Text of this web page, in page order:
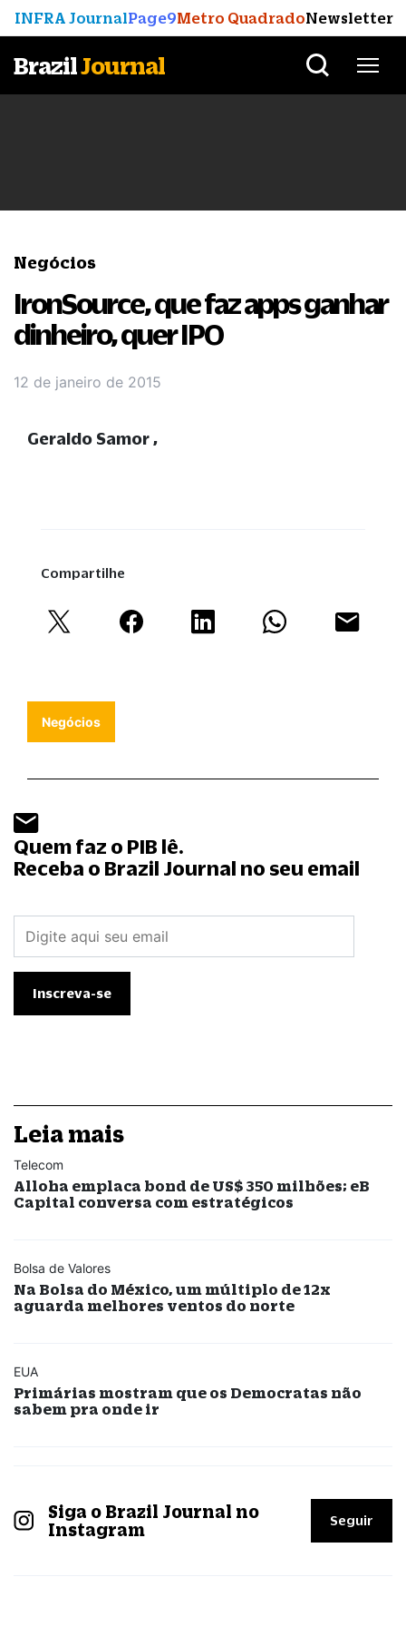
INFRA JournalPage9Metro QuadradoNewsletter
BrazilJournal
Negócios
IronSource, que faz apps ganhar
dinheiro, quer IPO
12 de janeiro de 2015
Geraldo Samor
Compartilhe
Negócios
Quem faz o PIB lê.
Receba o Brazil Journal no seu email
Leia mais
Telecom
Alloha emplaca bond de US$ 350 milhões; eB
Capital conversa com estratégicos
Bolsa de Valores
Na Bolsa do México, um múltiplo de 12x
aguarda melhores ventos do norte
EUA
Primárias mostram que os Democratas não
sabem pra onde ir
Siga o Brazil Journal no
Instagram
Seguir